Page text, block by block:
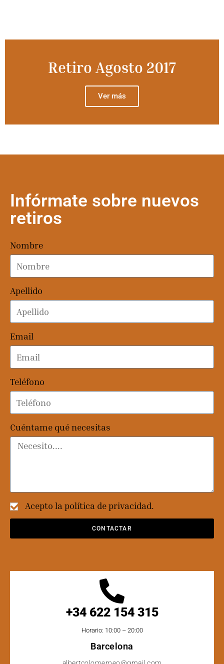
Retiro Agosto 2017
Ver más
Infórmate sobre nuevos
retiros
Nombre
Apellido
Email
Teléfono
Cuéntame qué necesitas
Acepto la política de privacidad.
CONTACTAR
+34 622 154 315
Horario: 10:00 – 20:00
Barcelona